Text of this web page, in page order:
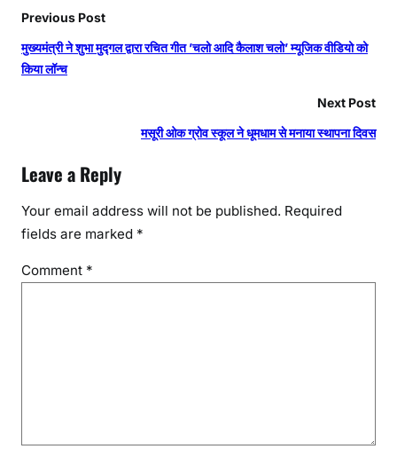
Previous Post
मुख्यमंत्री ने शुभा मुद्गल द्वारा रचित गीत ’चलो आदि कैलाश चलो’ म्यूजिक वीडियो को
किया लॉन्च
Next Post
मसूरी ओक ग्रोव स्कूल ने धूमधाम से मनाया स्थापना दिवस
Leave a Reply
Your email address will not be published. Required
fields are marked *
Comment *